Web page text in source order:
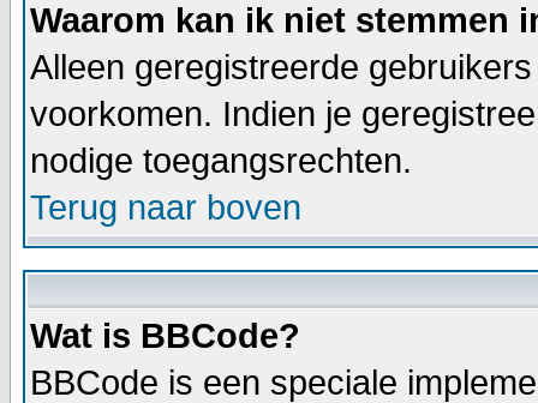
Waarom kan ik niet stemmen
Alleen geregistreerde
voorkomen. Indien je
nodige toegangsrechten.
Terug naar boven
Wat is BBCode?
BBCode is een speciale